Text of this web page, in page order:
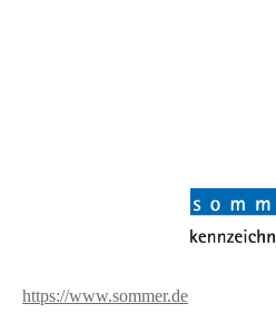
https://www.sommer.de